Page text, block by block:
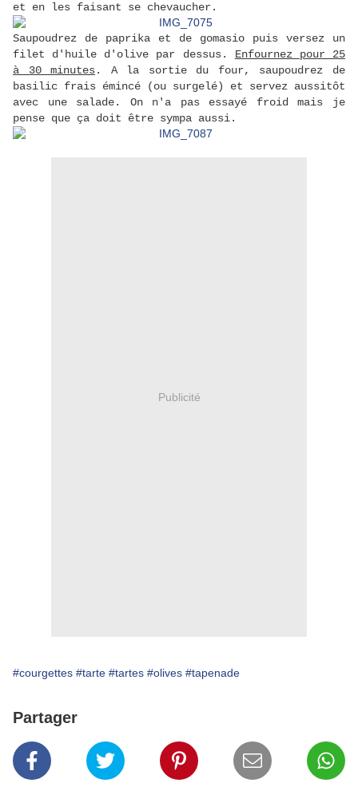
et en les faisant se chevaucher.
Saupoudrez de paprika et de gomasio puis versez un
filet d'huile d'olive par dessus. Enfournez pour 25
à 30 minutes. A la sortie du four, saupoudrez de
basilic frais émincé (ou surgelé) et servez aussitôt
avec une salade. On n'a pas essayé froid mais je
pense que ça doit être sympa aussi.
Publicité
#courgettes #tarte #tartes #olives #tapenade
Partager